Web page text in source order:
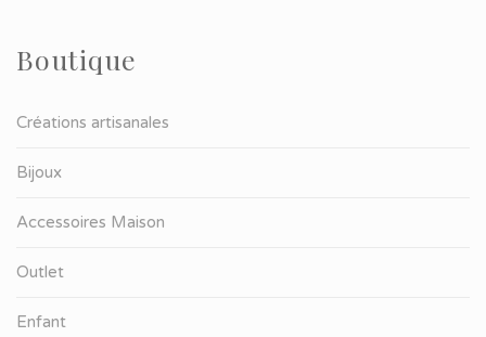
Boutique
Créations artisanales
Bijoux
Accessoires Maison
Outlet
Enfant